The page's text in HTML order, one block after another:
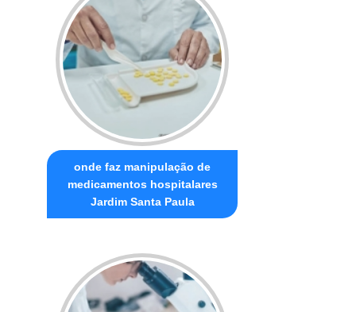
onde faz manipulação de
medicamentos hospitalares
Jardim Santa Paula